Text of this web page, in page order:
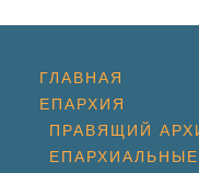
ГЛАВНАЯ
ЕПАРХИЯ
ПРАВЯЩИЙ